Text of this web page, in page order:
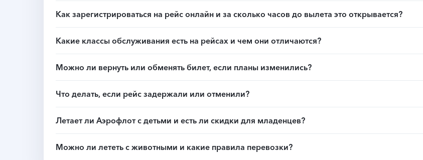
Как зарегистрироваться на рейс онлайн и за сколько часов до вылета это открывается?
Какие классы обслуживания есть на рейсах и чем они отличаются?
Можно ли вернуть или обменять билет, если планы изменились?
Что делать, если рейс задержали или отменили?
Летает ли Аэрофлот с детьми и есть ли скидки для младенцев?
Можно ли лететь с животными и какие правила перевозки?